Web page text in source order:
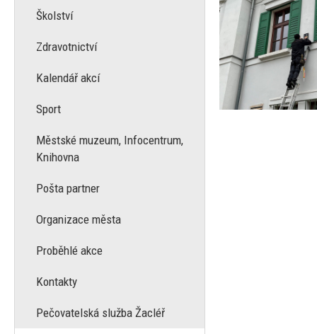
Školství
Zdravotnictví
Kalendář akcí
Sport
Městské muzeum, Infocentrum,
Knihovna
Pošta partner
Organizace města
Proběhlé akce
Kontakty
Pečovatelská služba Žacléř